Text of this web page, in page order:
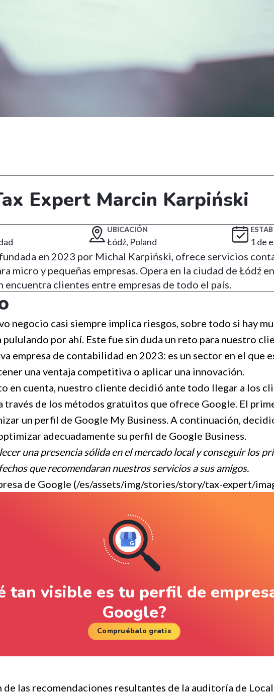
Expert Marcin Karpiński
UBICACIÓN
Łódź, Poland 1 de
en 2023 por Michal Karpiński, ofrece servicios
micro y pequeñas empresas. Opera en la ciudad de Łódź
encuentra clientes entre empresas de todo el país.
negocio casi siempre implica riesgos, sobre todo si hay
pululando por ahí. Este fue sin duda un reto para nuestro
empresa de contabilidad en 2023: es un sector en el que
una ventaja competitiva o aplicar una innovación.
en cuenta, nuestro cliente decidió ante todo llegar a los
través de los métodos gratuitos que ofrece Google. El
un perfil de Google My Business. A continuación,
adecuadamente su perfil de Google Business.
una presencia sólida en el mercado local y conseguir los
que recomendaran nuestros servicios a sus amigos.
de Google (/es/assets/img/stories/story/tax-expert/
tan visible es tu perfil de
Google?
Compruébalo gratis
de las recomendaciones resultantes de la auditoría de